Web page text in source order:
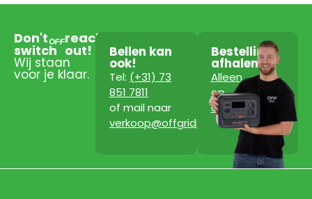
Don't
switch
reach
out!
Wij staan
voor je klaar.
Bellen kan
ook!
Tel: (+31) 73
851 7811
of mail naar
verkoop@offgridpowerstation.com
Bestelling
afhalen?
Alleen
op
afspraak!